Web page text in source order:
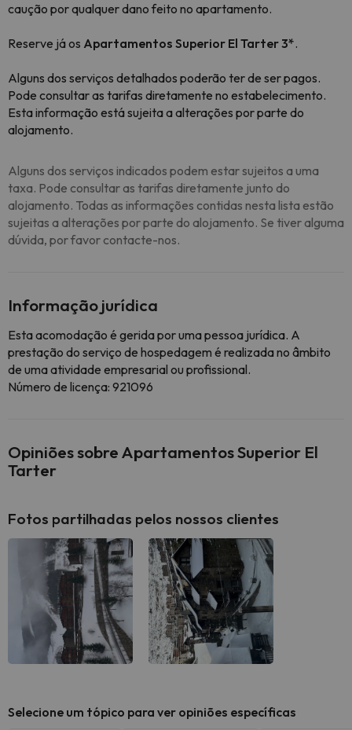
caução por qualquer dano feito no apartamento.
Reserve já os Apartamentos Superior El Tarter 3*.
Alguns dos serviços detalhados poderão ter de ser pagos.
Pode consultar as tarifas diretamente no estabelecimento.
Esta informação está sujeita a alterações por parte do
alojamento.
Alguns dos serviços indicados podem estar sujeitos a uma
taxa. Pode consultar as tarifas diretamente junto do
alojamento. Todas as informações contidas nesta lista estão
sujeitas a alterações por parte do alojamento. Se tiver alguma
dúvida, por favor contacte-nos.
Informação jurídica
Esta acomodação é gerida por uma pessoa jurídica. A
prestação do serviço de hospedagem é realizada no âmbito
de uma atividade empresarial ou profissional.
Número de licença: 921096
Opiniões sobre Apartamentos Superior El
Tarter
Fotos partilhadas pelos nossos clientes
Selecione um tópico para ver opiniões específicas